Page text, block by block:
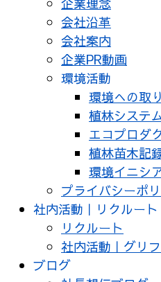
会社沿革
会社案内
企業PR動画
環境活動
環境への取
植林システ
エコプロダ
植林苗木記
環境イニシ
プライバシーポ
社内活動｜リクルート
リクルート
社内活動｜グリ
ブログ